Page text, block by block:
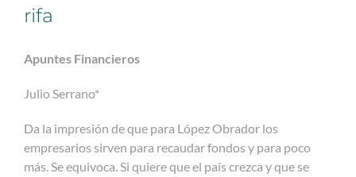
rifa
Apuntes Financieros
Julio Serrano*
Da la impresión de que para López Obrador los
empresarios sirven para recaudar fondos y para poco
más. Se equivoca. Si quiere que el país crezca y que se